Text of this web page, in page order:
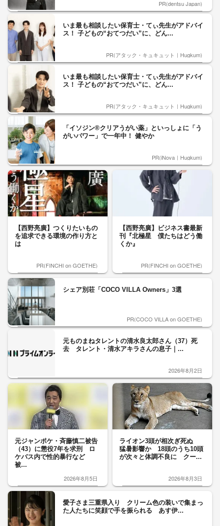
PR(dentsu Japan)
いま最も相談したい保育士・てぃ先生がアドバイ
ス！ 子どもの“おてつだい”に、どん...
PR(アタック・キュキュット｜Hugkum)
いま最も相談したい保育士・てぃ先生がアドバイ
ス！ 子どもの“おてつだい”に、どん...
PR(アタック・キュキュット｜Hugkum)
「イソジン®クリアうがい薬」といっしょに「う
がいパワー」で一年中！ 健やか
PR(iNova｜Hugkum)
【西野亮廣】つくりたいもの
を追求できる環境の作り方と
は
PR(FINCHI on GOETHE)
【西野亮廣】ビジネス書最新
刊『北極星 僕たちはどう働
くか』
PR(FINCHI on GOETHE)
シェア別荘「COCO VILLA Owners」3選
PR(COCO VILLA on GOETHE)
元ものまねタレントの清水良太郎さん（37）死
去 タレント・清水アキラさんの息子｜...
2026年8月2日
元ジャンポケ・斉藤慎二被告
（43）に懲役7年を求刑 ロ
ケバス内で性的暴行など
被...
2026年8月5日
ライオン3頭が相次ぎ死ぬ
猛暑影響か 18頭のうち10頭
が次々と体調不良に クー...
2026年8月3日
愛子さま三重県入り クリーム色の装いで集まっ
た人たちに笑顔で手を振られる あす伊...